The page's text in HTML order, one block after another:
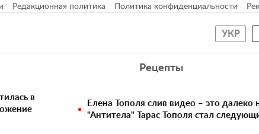
Редакционная политика Политика конфиденциальности
УКР
Рецепты
в
Елена Тополя слив видео – это далеко
"Антитела" Тарас Тополя стал